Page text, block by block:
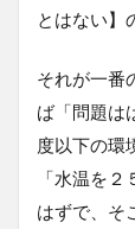
とはない】
それが一番
ば「問題は
度以下の環
「水温を
はずで、そ